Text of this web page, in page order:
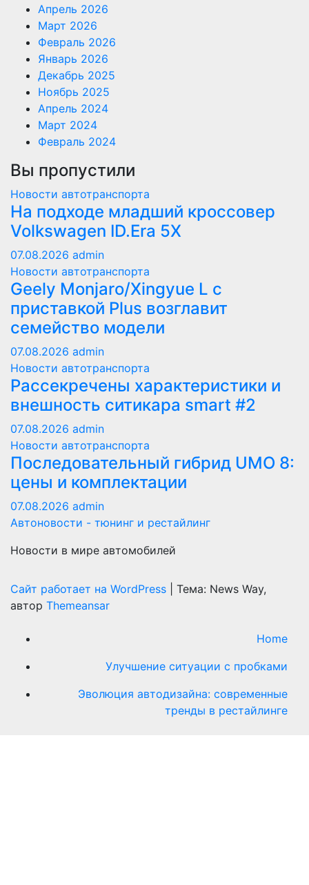
Апрель 2026
Март 2026
Февраль 2026
Январь 2026
Декабрь 2025
Ноябрь 2025
Апрель 2024
Март 2024
Февраль 2024
Вы пропустили
Новости автотранспорта
На подходе младший кроссовер
Volkswagen ID.Era 5X
07.08.2026 admin
Новости автотранспорта
Geely Monjaro/Xingyue L с
приставкой Plus возглавит
семейство модели
07.08.2026 admin
Новости автотранспорта
Рассекречены характеристики и
внешность ситикара smart #2
07.08.2026 admin
Новости автотранспорта
Последовательный гибрид UMO 8:
цены и комплектации
07.08.2026 admin
Автоновости - тюнинг и рестайлинг
Новости в мире автомобилей
Сайт работает на WordPress
Тема: News Way,
автор Themeansar
Home
Улучшение ситуации с пробками
Эволюция автодизайна: современные
тренды в рестайлинге